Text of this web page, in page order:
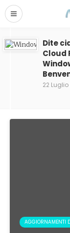
Dite
Cloud
22 Luglio
AGGIORNAMENTI